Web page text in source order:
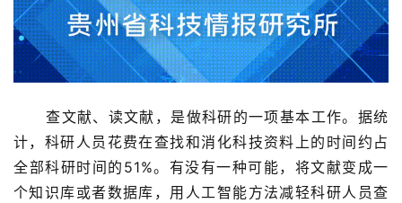
查文献、读文献，是做科研的一项基本工作。据统
计，科研人员花费在查找和消化科技资料上的时间约占
全部科研时间的51%。有没有一种可能，将文献变成一
个知识库或者数据库，用人工智能方法减轻科研人员查